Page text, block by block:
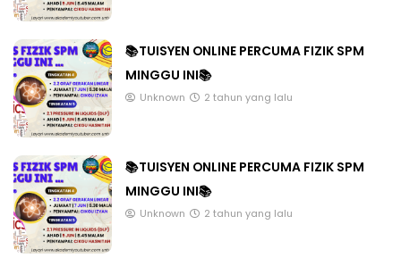
📚TUISYEN ONLINE PERCUMA FIZIK SPM
MINGGU INI📚
Unknown 2 tahun yang lalu
📚TUISYEN ONLINE PERCUMA FIZIK SPM
MINGGU INI📚
Unknown 2 tahun yang lalu